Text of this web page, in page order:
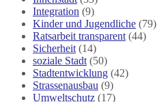
Integration (9)
Kinder und Jugendliche (79)
Ratsarbeit transparent (44)
Sicherheit (14)
soziale Stadt (50)
Stadtentwicklung (42)
Strassenausbau (9)
Umweltschutz (17)